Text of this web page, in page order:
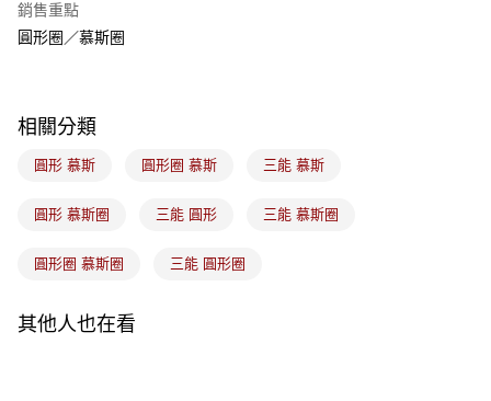
全盈+PAY
運送方式
常溫宅配-(限重20kg以下)
免運費
銷售重點
圓形圈／慕斯圈
相關分類
圓形 慕斯 圓形圈 慕斯 三能 慕斯
圓形 慕斯圈 三能 圓形 三能 慕斯圈
圓形圈 慕斯圈 三能 圓形圈
其他人也在看